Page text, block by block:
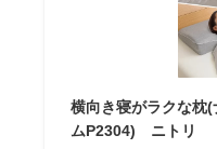
横向き寝がラクな枕
ムP2304) ニトリ